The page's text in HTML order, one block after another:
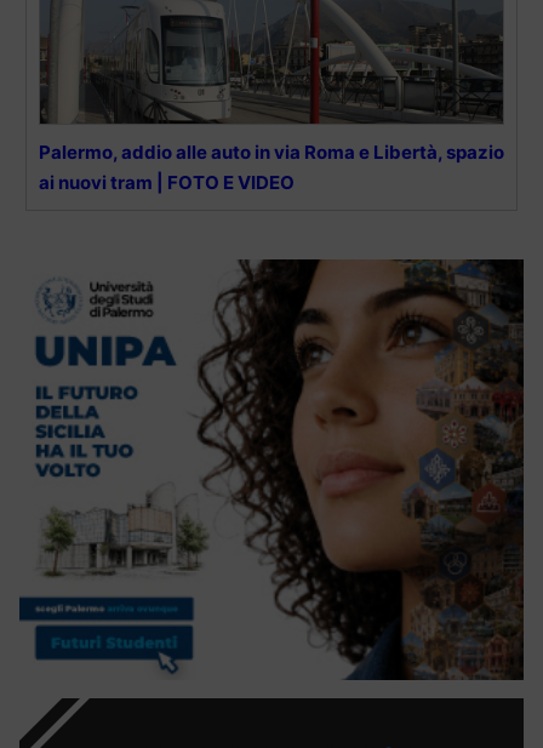
Palermo, addio alle auto in via Roma e Libertà, spazio
ai nuovi tram | FOTO E VIDEO